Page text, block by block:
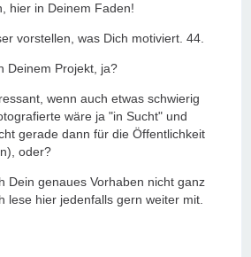
hier in Deinem Faden!
vorstellen, was Dich motiviert. 44.
Deinem Projekt, ja?
wenn auch etwas schwierig
wäre ja "in Sucht" und
gerade dann für die Öffentlichkeit
oder?
Dein genaues Vorhaben nicht ganz
lese hier jedenfalls gern weiter mit.